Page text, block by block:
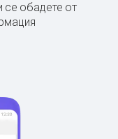
се обадете от